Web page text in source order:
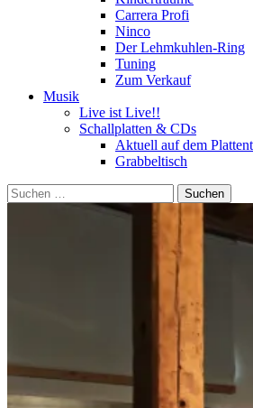
Carrera Profi
Ninco
Der Lehmkuhlen-Ring
Tuning
Zum Verkauf
Musik
Live ist Live!!
Schallplatten & CDs
Aktuell auf dem
Grabbeltisch
Suchen
nach: